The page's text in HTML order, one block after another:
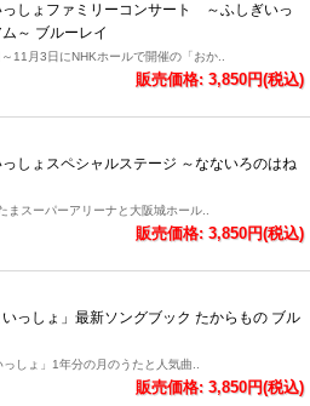
っしょファミリーコンサート ～ふしぎいっ
～ ブルーレイ
11月3日にNHKホールで開催の「おか..
販売価格: 3,850円(税込)
しょスペシャルステージ ～なないろのはね
まスーパーアリーナと大阪城ホール..
販売価格: 3,850円(税込)
いっしょ」最新ソングブック たからもの ブル
っしょ」1年分の月のうたと人気曲..
販売価格: 3,850円(税込)